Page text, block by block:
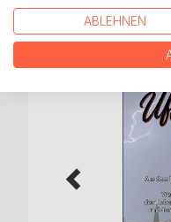
ABLEHNEN